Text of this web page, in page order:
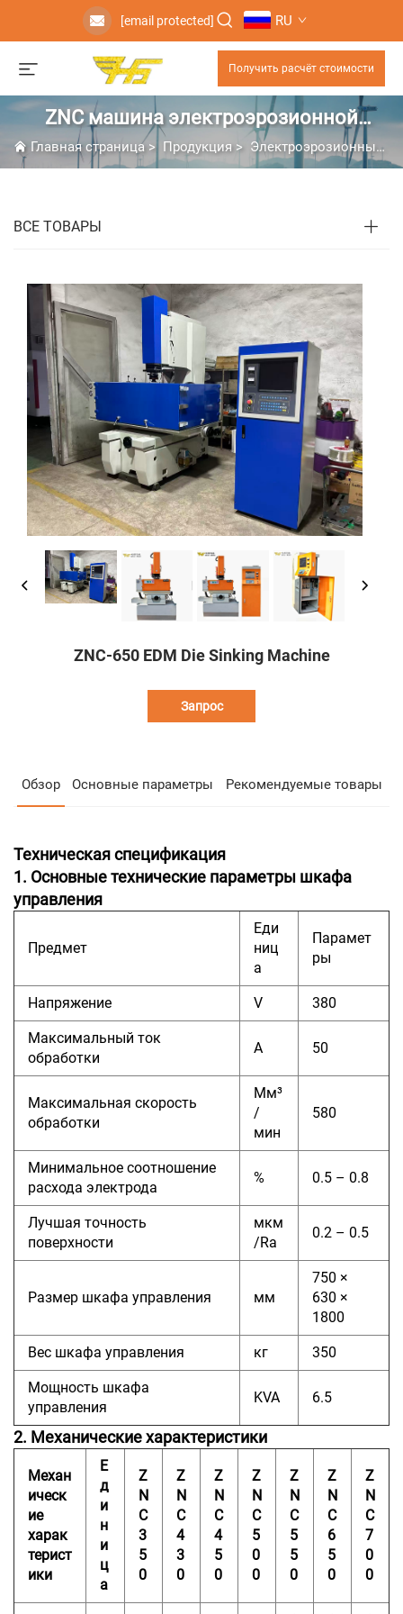
[email protected] RU
Получить расчёт стоимости
ZNC машина электроэрозионной
обработки с зажатием электрода
Главная страница> Продукция> Электроэрозионный Станок С Погружением
ВСЕ ТОВАРЫ
ZNC-650 EDM Die Sinking Machine
Запрос
Обзор Основные параметры Рекомендуемые товары
Техническая спецификация
1. Основные технические параметры шкафа
управления
Предмет
Еди
ниц
а
Парамет
ры
Напряжение V 380
Максимальный ток
обработки
А 50
Максимальная скорость
обработки
Мм³
/
мин
580
Минимальное соотношение
расхода электрода
% 0.5 – 0.8
Лучшая точность
поверхности
мкм
/Ra
0.2 – 0.5
Размер шкафа управления мм
750 ×
630 ×
1800
Вес шкафа управления кг 350
Мощность шкафа
управления
KVA 6.5
2. Механические характеристики
Механ
ическ
ие
харак
терист
ики
Е
д
и
н
и
ц
а
Z
N
C
3
5
0
Z
N
C
4
3
0
Z
N
C
4
5
0
Z
N
C
5
0
0
Z
N
C
5
5
0
Z
N
C
6
5
0
Z
N
C
7
0
0